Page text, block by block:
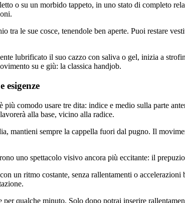
o su un morbido tappeto, in uno stato di completo
tra le sue cosce, tenendole ben aperte. Puoi restare
lubrificato il suo cazzo con saliva o gel, inizia a
su e giù: la classica handjob.
esigenze
più comodo usare tre dita: indice e medio sulla parte
alla base, vicino alla radice.
mantieni sempre la cappella fuori dal pugno. Il
uno spettacolo visivo ancora più eccitante: il
un ritmo costante, senza rallentamenti o
qualche minuto. Solo dopo potrai inserire